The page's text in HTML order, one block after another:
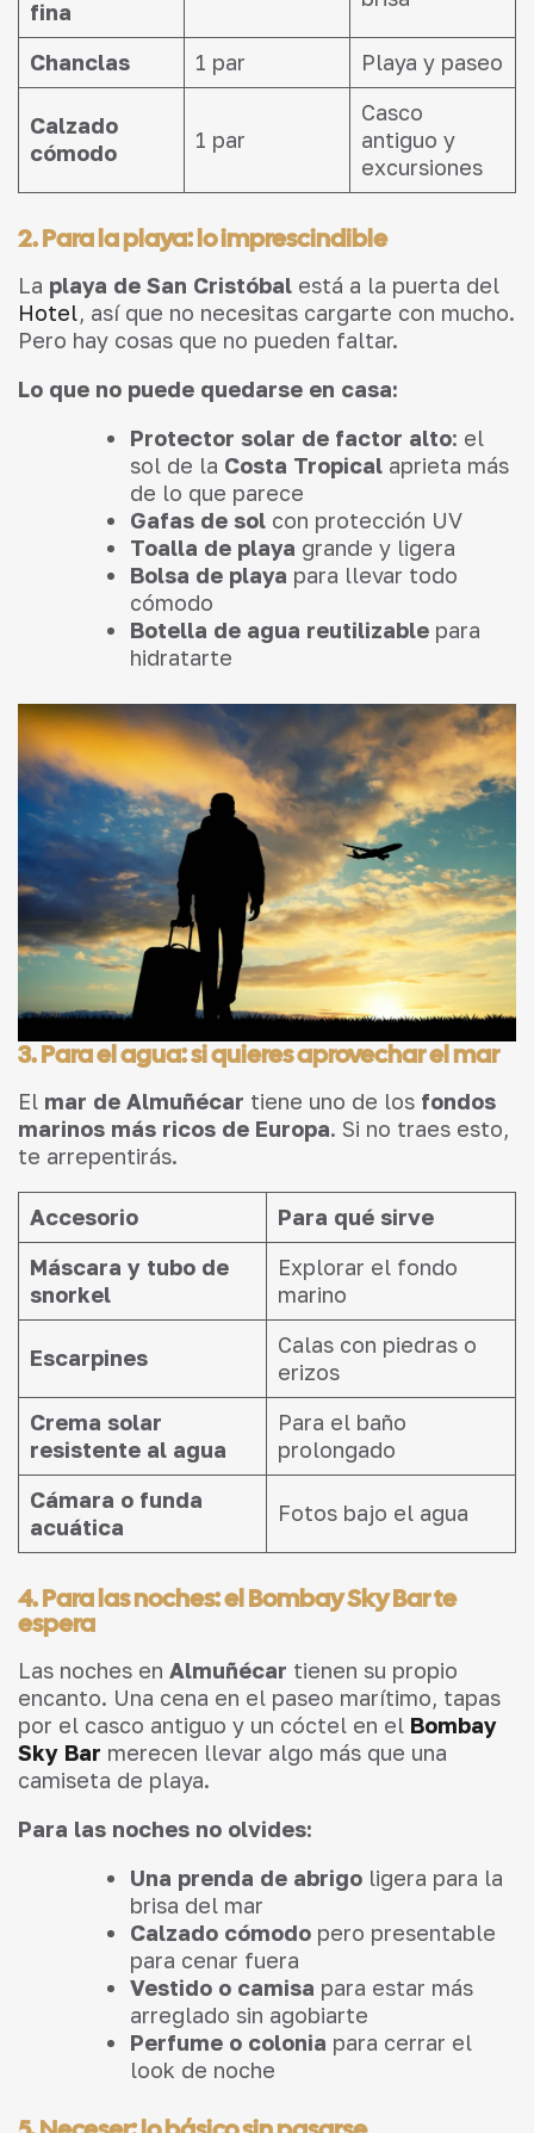
fina
Chanclas 1 par Playa y paseo
Calzado
cómodo
1 par
Casco
antiguo y
excursiones
2. Para la playa: lo imprescindible
La playa de San Cristóbal está a la puerta del
Hotel, así que no necesitas cargarte con mucho.
Pero hay cosas que no pueden faltar.
Lo que no puede quedarse en casa:
Protector solar de factor alto: el
sol de la Costa Tropical aprieta más
de lo que parece
Gafas de sol con protección UV
Toalla de playa grande y ligera
Bolsa de playa para llevar todo
cómodo
Botella de agua reutilizable para
hidratarte
3. Para el agua: si quieres aprovechar el mar
El mar de Almuñécar tiene uno de los fondos
marinos más ricos de Europa. Si no traes esto,
te arrepentirás.
Accesorio
Para qué sirve
Máscara y tubo de
snorkel
Explorar el fondo
marino
Escarpines
Calas con piedras o
erizos
Crema solar
resistente al agua
Para el baño
prolongado
Cámara o funda
acuática
Fotos bajo el agua
4. Para las noches: el Bombay Sky Bar te
espera
Las noches en Almuñécar tienen su propio
encanto. Una cena en el paseo marítimo, tapas
por el casco antiguo y un cóctel en el Bombay
Sky Bar merecen llevar algo más que una
camiseta de playa.
Para las noches no olvides:
Una prenda de abrigo ligera para la
brisa del mar
Calzado cómodo pero presentable
para cenar fuera
Vestido o camisa para estar más
arreglado sin agobiarte
Perfume o colonia para cerrar el
look de noche